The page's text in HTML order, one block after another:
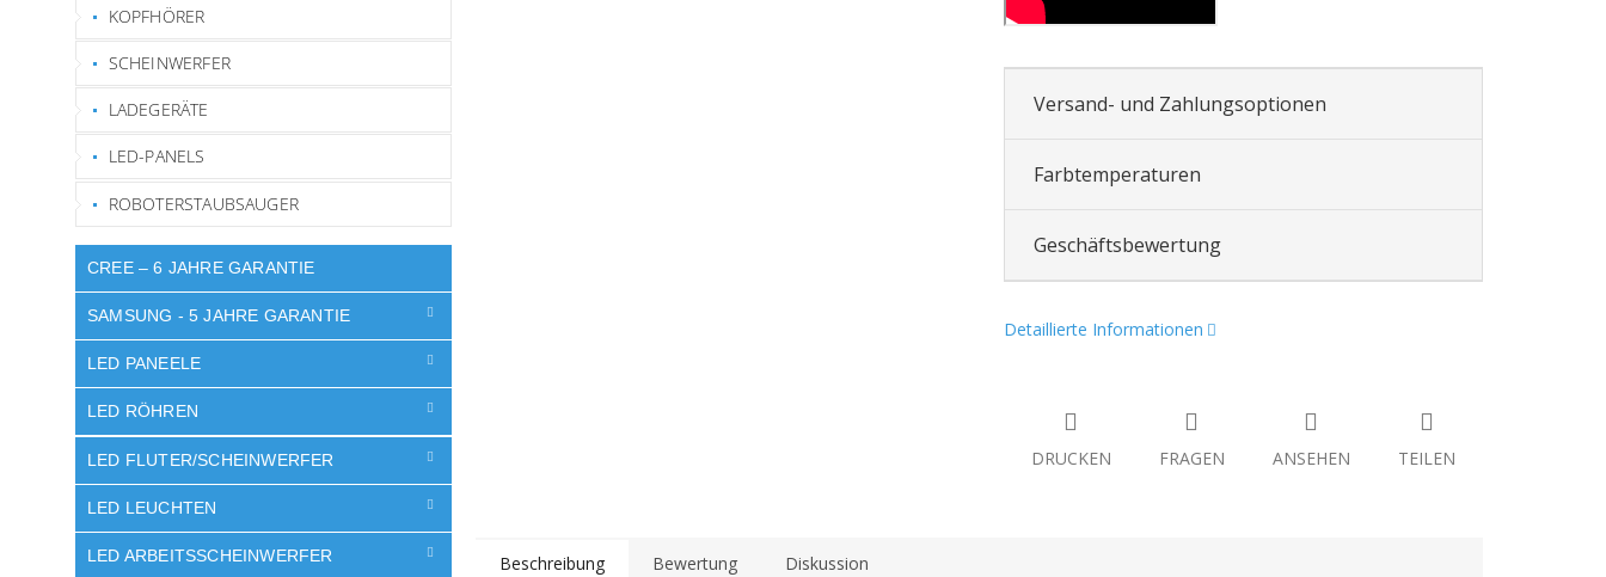
KOPFHÖRER
SCHEINWERFER
LADEGERÄTE
LED-PANELS
ROBOTERSTAUBSAUGER
CREE – 6 JAHRE GARANTIE
SAMSUNG - 5 JAHRE GARANTIE
LED PANEELE
LED RÖHREN
LED FLUTER/SCHEINWERFER
LED LEUCHTEN
LED ARBEITSSCHEINWERFER
Versand- und Zahlungsoptionen
Farbtemperaturen
Geschäftsbewertung
Detaillierte Informationen
DRUCKEN FRAGEN ANSEHEN TEILEN
Beschreibung Bewertung Diskussion